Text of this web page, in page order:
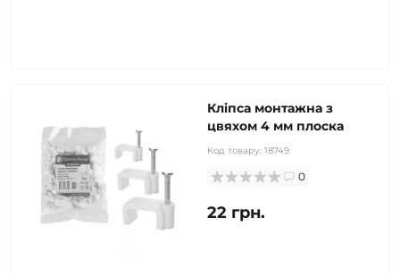
Кліпса монтажна з
цвяхом 4 мм плоска
Код товару: 18749
0
22 грн.